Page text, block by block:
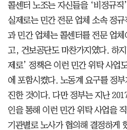
콜센터 노조는 자신들을 ‘비정규직
실제로는 민간 전문 업체 소속 정
과 민간 업체는 콜센터를 전문 업
고, 건보공단도 마찬가지였다. 하
제로’ 정책은 이런 민간 위탁 사업
에 포함시켰다. 노동계 요구를 정
진한 것이다. 다만 정부는 지난
인을 통해 이런 민간 위탁 사업을
기관별로 노사가 협의해 결정하게